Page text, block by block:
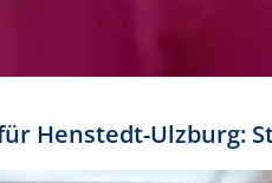
Henstedt-Ulzburg: